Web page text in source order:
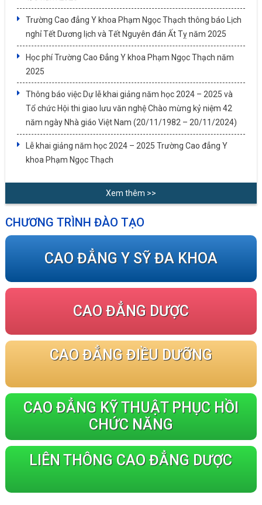
Trường Cao đẳng Y khoa Phạm Ngọc Thạch thông báo Lịch
nghỉ Tết Dương lịch và Tết Nguyên đán Ất Tỵ năm 2025
Học phí Trường Cao Đẳng Y khoa Phạm Ngọc Thạch năm
2025
Thông báo việc Dự lễ khai giảng năm học 2024 – 2025 và
Tổ chức Hội thi giao lưu văn nghệ Chào mừng kỷ niệm 42
năm ngày Nhà giáo Việt Nam (20/11/1982 – 20/11/2024)
Lễ khai giảng năm học 2024 – 2025 Trường Cao đẳng Y
khoa Phạm Ngọc Thạch
Xem thêm >>
CHƯƠNG TRÌNH ĐÀO TẠO
CAO ĐẲNG Y SỸ ĐA KHOA
CAO ĐẲNG DƯỢC
CAO ĐẲNG ĐIỀU DƯỠNG
CAO ĐẲNG KỸ THUẬT PHỤC HỒI
CHỨC NĂNG
LIÊN THÔNG CAO ĐẲNG DƯỢC